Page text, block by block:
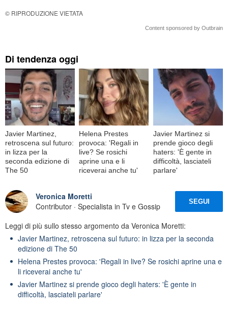
© RIPRODUZIONE VIETATA
Content sponsored by Outbrain
Di tendenza oggi
Javier Martinez,
retroscena sul futuro:
in lizza per la
seconda edizione di
The 50
Helena Prestes
provoca: 'Regali in
live? Se rosichi
aprine una e li
riceverai anche tu'
Javier Martinez si
prende gioco degli
haters: 'È gente in
difficoltà, lasciateli
parlare'
Veronica Moretti
Contributor · Specialista in Tv e Gossip
SEGUI
Leggi di più sullo stesso argomento da Veronica Moretti:
Javier Martinez, retroscena sul futuro: in lizza per la seconda
edizione di The 50
Helena Prestes provoca: 'Regali in live? Se rosichi aprine una e
li riceverai anche tu'
Javier Martinez si prende gioco degli haters: 'È gente in
difficoltà, lasciateli parlare'